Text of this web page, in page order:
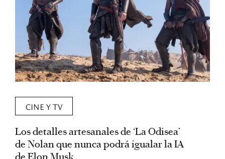
CINE Y TV
Los detalles artesanales de ‘La Odisea’
de Nolan que nunca podrá igualar la IA
de Elon Musk